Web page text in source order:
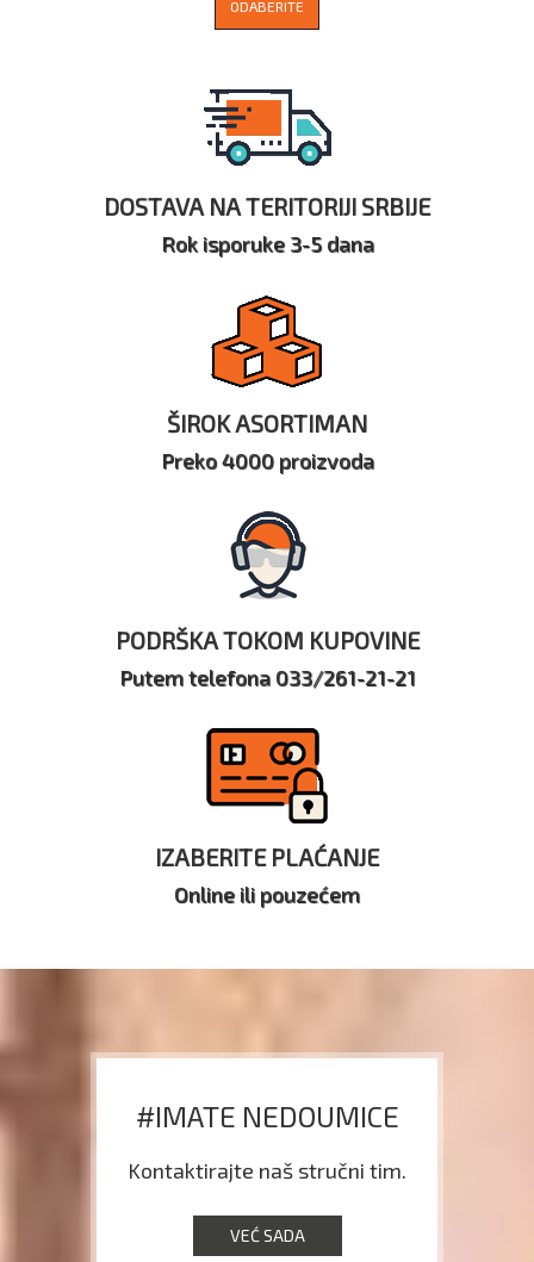
ODABERITE
DOSTAVA NA TERITORIJI SRBIJE
Rok isporuke 3-5 dana
ŠIROK ASORTIMAN
Preko 4000 proizvoda
PODRŠKA TOKOM KUPOVINE
Putem telefona 033/261-21-21
IZABERITE PLAĆANJE
Online ili pouzećem
#IMATE NEDOUMICE
Kontaktirajte naš stručni tim.
VEĆ SADA